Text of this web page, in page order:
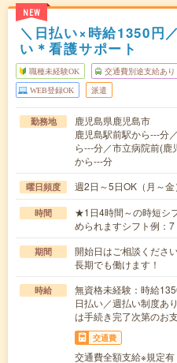
NEW
＼日払い×時給1350円
い＊看護サポート
職種未経験OK 交通費別途支給あり
WEB登録OK 派遣
勤務地
鹿児島県鹿児島市
鹿児島駅前駅から---分
ら---分／市立病院前(
から---分
曜日頻度 週2日～5日OK（月～
時間
★1日4時間～の時短シ
められますシフト例：
期間
開始日はご相談くだ
長期でも働けます！
時給
無資格未経験：時給
日払い／週払い制度あ
は手続き完了次第のお
交通費
交通費全額支給※規定有